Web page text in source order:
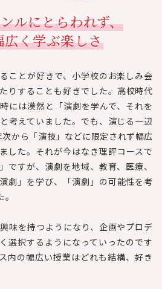
ルにとらわれず、
広く学ぶ楽しさ
ことが好きで、小学校のお楽しみ会
りすることも好きでした。高校時代
には漠然と「演劇を学んで、それを
考えていました。でも、演じる一辺
から「演技」などに限定されず幅広
した。それが今はなき理評コースで
ですが、演劇を地域、教育、医療、
劇」を学び、「演劇」の可能性を考
味を持つようになり、企画やプロデ
選択するようになっていったのです
内の幅広い授業はどれも結構、好き